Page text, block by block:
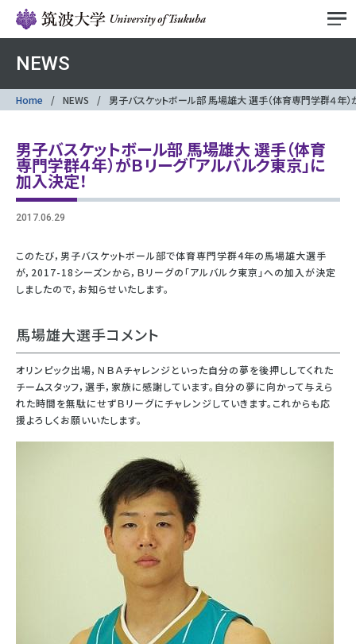
NEWS
Home NEWS 男子バスケットボール部 馬場雄大 選手（体育専門学群４年）
男子バスケットボール部 馬場雄大 選手（体育
専門学群４年）がＢリーグ「アルバルク東京」に
加入決定！
2017.06.29
このたび，男子バスケットボール部で体育専門学群4年の馬場雄大選手
が，2017-18シーズンから，Ｂリーグの「アルバルク東京」への加入が決定
しましたので，お知らせいたします。
馬場雄大選手コメント
オリンピック出場，ＮＢＡチャレンジといった自分の夢を後押ししてくれた
チームスタッフ，選手，家族に感謝しています。自分の夢に向かって与えら
れた時間を無駄にせずＢリーグにチャレンジしていきます。これからも応
援よろしくお願いいたします。